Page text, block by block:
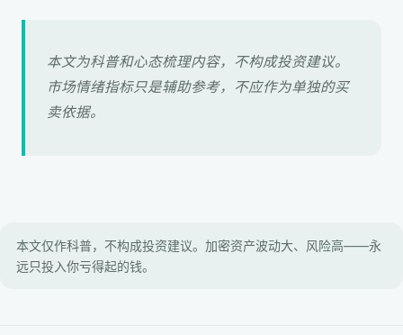
本文为科普和心态梳理内容，不构成投资建议。
市场情绪指标只是辅助参考，不应作为单独的买
卖依据。
本文仅作科普，不构成投资建议。加密资产波动大、风险高——永
远只投入你亏得起的钱。